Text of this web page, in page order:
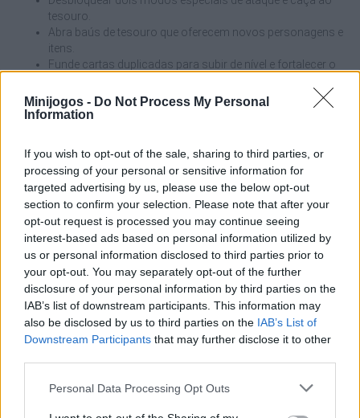
Minijogos - Do Not Process My Personal
Information
If you wish to opt-out of the sale, sharing to third parties, or
processing of your personal or sensitive information for
targeted advertising by us, please use the below opt-out
section to confirm your selection. Please note that after your
opt-out request is processed you may continue seeing
interest-based ads based on personal information utilized by
us or personal information disclosed to third parties prior to
your opt-out. You may separately opt-out of the further
disclosure of your personal information by third parties on the
IAB’s list of downstream participants. This information may
also be disclosed by us to third parties on the IAB’s List of
Downstream Participants that may further disclose it to other
Personal Data Processing Opt Outs
tesouro.
Abra baús de tesouro que oferecem novos personagens e
itens.
Funde cartas duplicadas para subir de nível e fortalecer o
Defende-te dos ataques inimigos com escudos
estratégicos.
energia, o que te permite fazer mais jogadas seguidas e tirar o
máximo partido dos power-ups, aumentando as tuas hipóteses
de obter heróis raros e de dominar os raids!
Quem criou o Battle Stars: Raid & Roll?
Este fantástico jogo foi desenvolvido pela Hyhabuga Games.
Etiquetas